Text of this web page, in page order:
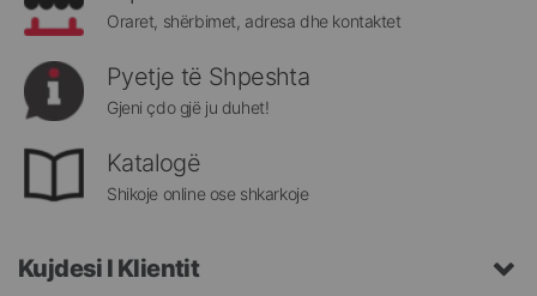
Oraret, shërbimet, adresa dhe kontaktet
Pyetje të Shpeshta
Gjeni çdo gjë ju duhet!
Katalogë
Shikoje online ose shkarkoje
Kujdesi I Klientit